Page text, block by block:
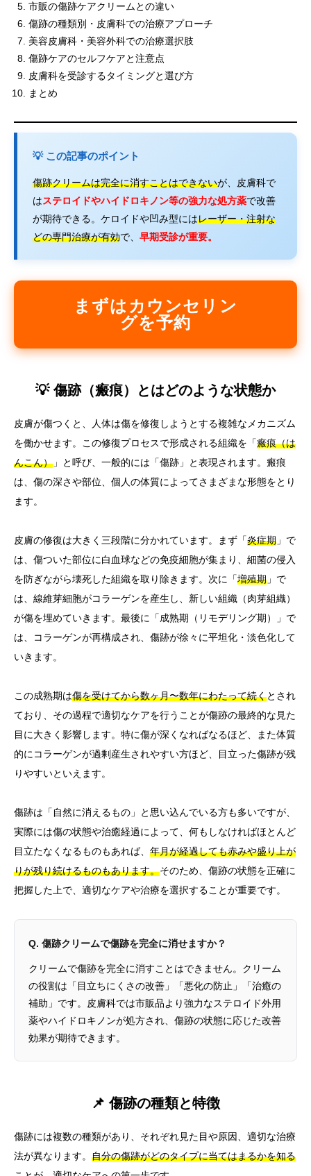
市販の傷跡ケアクリームとの違い
傷跡の種類別・皮膚科での治療アプローチ
美容皮膚科・美容外科での治療選択肢
傷跡ケアのセルフケアと注意点
皮膚科を受診するタイミングと選び方
まとめ
💡 この記事のポイント
傷跡クリームは完全に消すことはできないが、皮膚科で
はステロイドやハイドロキノン等の強力な処方薬で改善
が期待できる。ケロイドや凹み型にはレーザー・注射な
どの専門治療が有効で、 早期受診が重要。
まずはカウンセリン
グを予約
💡 傷跡（瘢痕）とはどのような状態か
皮膚が傷つくと、人体は傷を修復しようとする複雑なメカニズム
を働かせます。この修復プロセスで形成される組織を「瘢痕（は
んこん） 」と呼び、一般的には「傷跡」と表現されます。瘢痕
は、傷の深さや部位、個人の体質によってさまざまな形態をとり
ます。
皮膚の修復は大きく三段階に分かれています。まず「炎症期 」で
は、傷ついた部位に白血球などの免疫細胞が集まり、細菌の侵入
を防ぎながら壊死した組織を取り除きます。次に「増殖期 」で
は、線維芽細胞がコラーゲンを産生し、新しい組織（肉芽組織）
が傷を埋めていきます。最後に「成熟期（リモデリング期）」で
は、コラーゲンが再構成され、傷跡が徐々に平坦化・淡色化して
いきます。
この成熟期は傷を受けてから数ヶ月〜数年にわたって続くとされ
ており、その過程で適切なケアを行うことが傷跡の最終的な見た
目に大きく影響します。特に傷が深くなればなるほど、また体質
的にコラーゲンが過剰産生されやすい方ほど、目立った傷跡が残
りやすいといえます。
傷跡は「自然に消えるもの」と思い込んでいる方も多いですが、
実際には傷の状態や治癒経過によって、何もしなければほとんど
目立たなくなるものもあれば、 年月が経過しても赤みや盛り上が
りが残り続けるものもあります。そのため、傷跡の状態を正確に
把握した上で、適切なケアや治療を選択することが重要です。
Q. 傷跡クリームで傷跡を完全に消せますか？
クリームで傷跡を完全に消すことはできません。クリーム
の役割は「目立ちにくさの改善」「悪化の防止」「治癒の
補助」です。皮膚科では市販品より強力なステロイド外用
薬やハイドロキノンが処方され、傷跡の状態に応じた改善
効果が期待できます。
📌 傷跡の種類と特徴
傷跡には複数の種類があり、それぞれ見た目や原因、適切な治療
法が異なります。 自分の傷跡がどのタイプに当てはまるかを知る